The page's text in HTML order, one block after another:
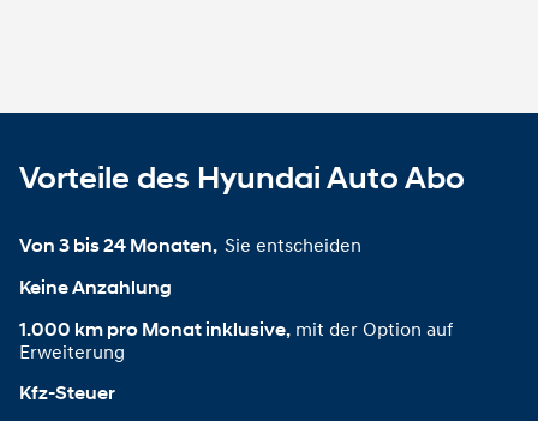
Vorteile des Hyundai Auto Abo
Von 3 bis 24 Monaten, Sie entscheiden
Keine Anzahlung
1.000 km pro Monat inklusive, mit der Option auf
Erweiterung
Kfz-Steuer